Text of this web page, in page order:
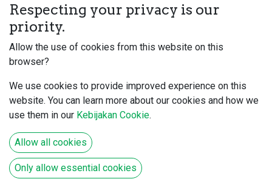
Pelatihan Komunikasi
Pelatihan yang berfokus untuk meningkatkan kemampuan
komunikasi yang efektif, jelas, dan terbuka, guna menunjang
kerja tim, koordinasi antar divisi, serta mencegah
miskomunikasi baik di area produksi maupun di lingkungan
kerja lainnya.
Learn more
Respecting your privacy is our
priority.
Allow the use of cookies from this website on this
browser?
We use cookies to provide improved experience on this
website. You can learn more about our cookies and how we
use them in our Kebijakan Cookie.
Allow all cookies
Only allow essential cookies